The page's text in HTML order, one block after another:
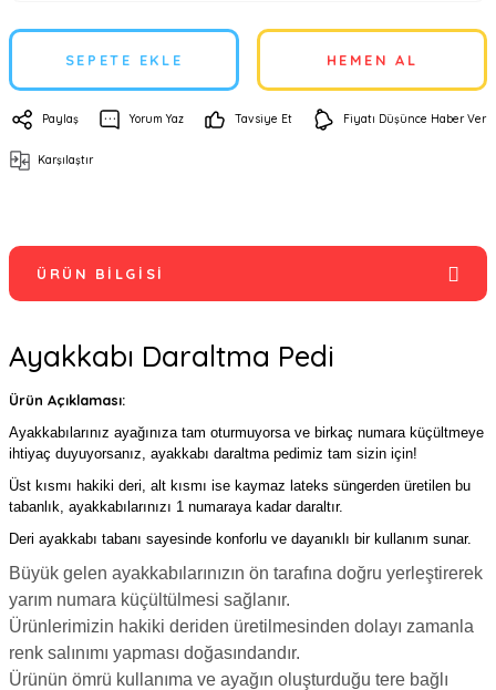
SEPETE EKLE HEMEN AL
Paylaş Yorum Yaz Tavsiye Et Fiyatı Düşünce Haber Ver
Karşılaştır
ÜRÜN BILGISI
Ayakkabı Daraltma Pedi
Ürün Açıklaması:
Ayakkabılarınız ayağınıza tam oturmuyorsa ve birkaç numara küçültmeye
ihtiyaç duyuyorsanız, ayakkabı daraltma pedimiz tam sizin için!
Üst kısmı hakiki deri, alt kısmı ise kaymaz lateks süngerden üretilen bu
tabanlık, ayakkabılarınızı 1 numaraya kadar daraltır.
Deri ayakkabı tabanı sayesinde konforlu ve dayanıklı bir kullanım sunar.
Büyük gelen ayakkabılarınızın ön tarafına doğru yerleştirerek
yarım numara küçültülmesi sağlanır.
Ürünlerimizin hakiki deriden üretilmesinden dolayı zamanla
renk salınımı yapması doğasındandır.
Ürünün ömrü kullanıma ve ayağın oluşturduğu tere bağlı